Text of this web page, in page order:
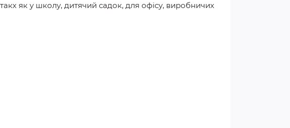
як у школу, дитячий садок, для офісу, виробничих